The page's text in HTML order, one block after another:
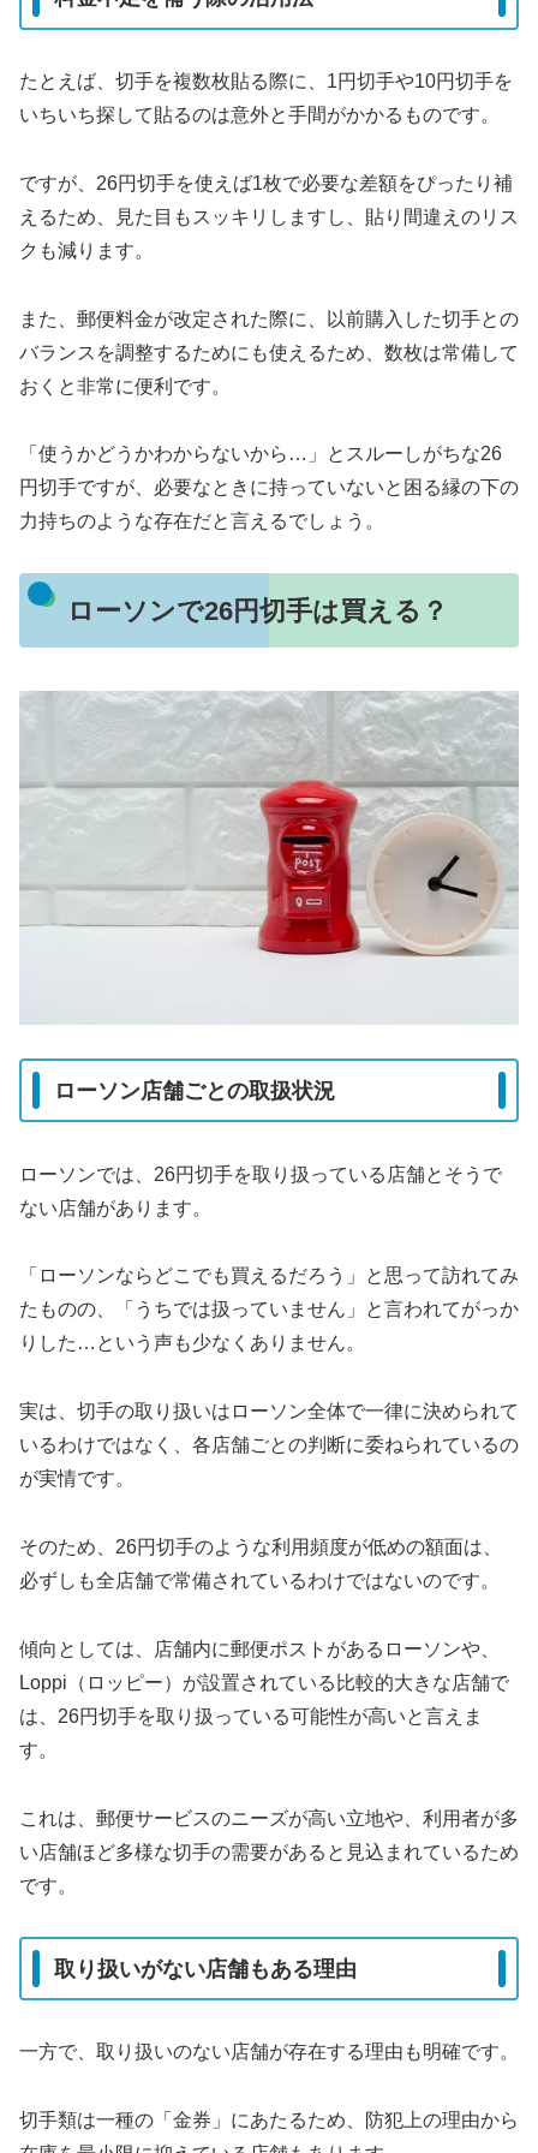
たとえば、切手を複数枚貼る際に、1円切手や10円切手を
いちいち探して貼るのは意外と手間がかかるものです。
ですが、26円切手を使えば1枚で必要な差額をぴったり補
えるため、見た目もスッキリしますし、貼り間違えのリス
クも減ります。
また、郵便料金が改定された際に、以前購入した切手との
バランスを調整するためにも使えるため、数枚は常備して
おくと非常に便利です。
「使うかどうかわからないから…」とスルーしがちな26
円切手ですが、必要なときに持っていないと困る縁の下の
力持ちのような存在だと言えるでしょう。
ローソンで26円切手は買える？
ローソン店舗ごとの取扱状況
ローソンでは、26円切手を取り扱っている店舗とそうで
ない店舗があります。
「ローソンならどこでも買えるだろう」と思って訪れてみ
たものの、「うちでは扱っていません」と言われてがっか
りした…という声も少なくありません。
実は、切手の取り扱いはローソン全体で一律に決められて
いるわけではなく、各店舗ごとの判断に委ねられているの
が実情です。
そのため、26円切手のような利用頻度が低めの額面は、
必ずしも全店舗で常備されているわけではないのです。
傾向としては、店舗内に郵便ポストがあるローソンや、
Loppi（ロッピー）が設置されている比較的大きな店舗で
は、26円切手を取り扱っている可能性が高いと言えま
す。
これは、郵便サービスのニーズが高い立地や、利用者が多
い店舗ほど多様な切手の需要があると見込まれているため
です。
取り扱いがない店舗もある理由
一方で、取り扱いのない店舗が存在する理由も明確です。
切手類は一種の「金券」にあたるため、防犯上の理由から